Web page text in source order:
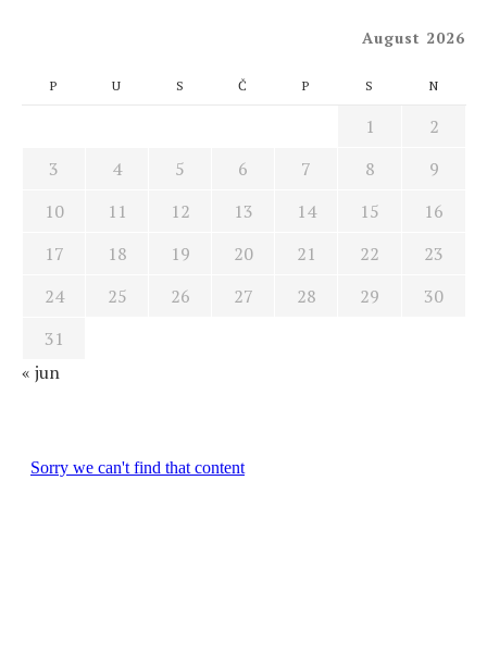
August 2026
P U S Č P S N
1
2
3
4 5 6 7 8
9
10
11 12 13 14 15
16
17
18 19 20 21 22
23
24
25 26 27 28 29
30
31
« jun